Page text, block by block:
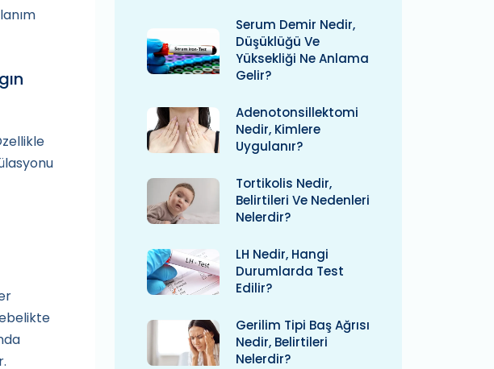
Serum Demir Nedir,
Düşüklüğü Ve
Yüksekliği Ne Anlama
Gelir?
Adenotonsillektomi
Nedir, Kimlere
Uygulanır?
Tortikolis Nedir,
Belirtileri Ve Nedenleri
Nelerdir?
LH Nedir, Hangi
Durumlarda Test
Edilir?
Gerilim Tipi Baş Ağrısı
Nedir, Belirtileri
Nelerdir?